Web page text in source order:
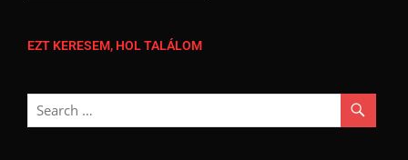
EZT KERESEM, HOL TALÁLOM